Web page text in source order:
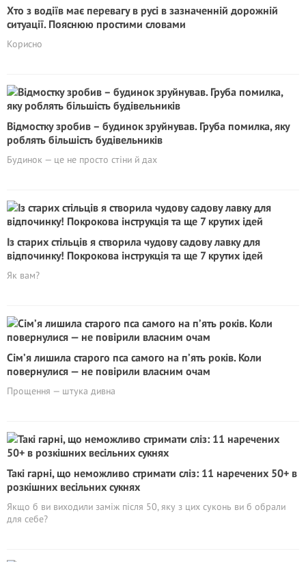
Хто з водіїв має перевагу в русі в зазначенній дорожній
ситуації. Пояснюю простими словами
Корисно
Відмостку зробив – будинок зруйнував. Груба помилка, яку
роблять більшість будівельників
Будинок — це не просто стіни й дах
Із старих стільців я створила чудову садову лавку для
відпочинку! Покрокова інструкція та ще 7 крутих ідей
Як вам?
Сім’я лишила старого пса самого на п’ять років. Коли
повернулися — не повірили власним очам
Прощення — штука дивна
Такі гарні, що неможливо стримати сліз: 11 наречених 50+ в
розкішних весільних сукнях
Якщо б ви виходили заміж після 50, яку з цих суконь ви б обрали
для себе?